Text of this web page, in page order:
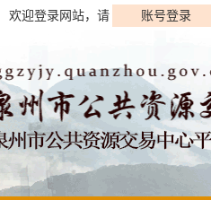
欢迎登录网站，请 账号登录